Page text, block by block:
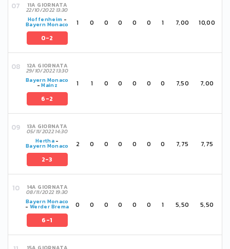
11A GIORNATA
22/10/2022 13:30
Hoffenheim -
Bayern Monaco
0-2
1 0 0 0 0 0 1 7,00 10,00
12A GIORNATA
29/10/2022 13:30
Bayern Monaco
-Mainz
6-2
1 1 0 0 0 0 0 7,50 7,00
13A GIORNATA
05/11/2022 14:30
Hertha -
Bayern Monaco
2-3
2 0 0 0 0 0 0 7,75 7,75
14A GIORNATA
08/11/2022 19:30
Bayern Monaco
-Werder Brema
6-1
0 0 0 0 0 0 1 5,50 5,50